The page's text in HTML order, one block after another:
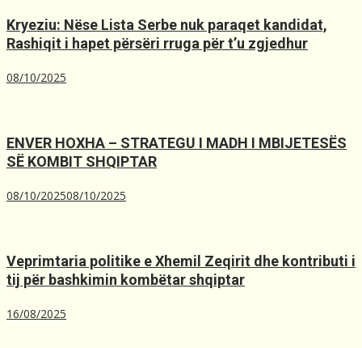
Kryeziu: Nëse Lista Serbe nuk paraqet kandidat,
Rashiqit i hapet përsëri rruga për t’u zgjedhur
08/10/2025
ENVER HOXHA – STRATEGU I MADH I MBIJETESËS
SË KOMBIT SHQIPTAR
08/10/202508/10/2025
Veprimtaria politike e Xhemil Zeqirit dhe kontributi i
tij për bashkimin kombëtar shqiptar
16/08/2025